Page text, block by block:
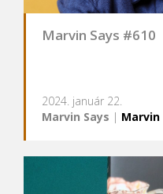
Marvin Says #610
2024. január 22.
Marvin Says | Marvin